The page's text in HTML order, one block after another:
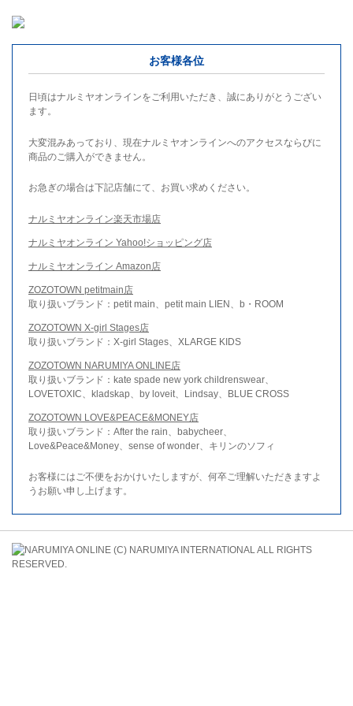
お客様各位
日頃はナルミヤオンラインをご利用いただき、誠にありがとうござい
ます。
大変混みあっており、現在ナルミヤオンラインへのアクセスならびに
商品のご購入ができません。
お急ぎの場合は下記店舗にて、お買い求めください。
ナルミヤオンライン楽天市場店
ナルミヤオンライン Yahoo!ショッピング店
ナルミヤオンライン Amazon店
ZOZOTOWN petitmain店
取り扱いブランド：petit main、petit main LIEN、b・ROOM
ZOZOTOWN X-girl Stages店
取り扱いブランド：X-girl Stages、XLARGE KIDS
ZOZOTOWN NARUMIYA ONLINE店
取り扱いブランド：kate spade new york childrenswear、
LOVETOXIC、kladskap、by loveit、Lindsay、BLUE CROSS
ZOZOTOWN LOVE&PEACE&MONEY店
取り扱いブランド：After the rain、babycheer、
Love&Peace&Money、sense of wonder、キリンのソフィ
お客様にはご不便をおかけいたしますが、何卒ご理解いただきますよ
うお願い申し上げます。